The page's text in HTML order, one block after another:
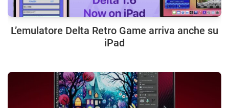
L’emulatore Delta Retro Game arriva anche su
iPad